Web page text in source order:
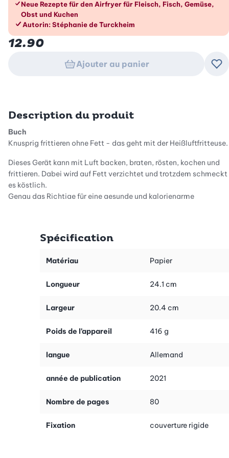
Neue Rezepte für den Airfryer für Fleisch, Fisch, Gemüse,
Obst und Kuchen
Autorin: Stéphanie de Turckheim
12.90
Ajouter au panier
Description du produit
Buch
Knusprig frittieren ohne Fett - das geht mit der Heißluftfritteuse.
Dieses Gerät kann mit Luft backen, braten, rösten, kochen und
frittieren. Dabei wird auf Fett verzichtet und trotzdem schmeckt
es köstlich.
Genau das Richtige für eine gesunde und kalorienarme
Stéphanie de Turckheim liebt die die gute Küche und das immer
Textur. Die gebürtige Elsässerin hat diese Liebe zum Beruf
Kochbuchautorin.
Spécification
Matériau Papier
Longueur 24.1 cm
Largeur 20.4 cm
Poids de l’appareil 416 g
langue Allemand
année de publication 2021
Nombre de pages 80
Fixation couverture rigide